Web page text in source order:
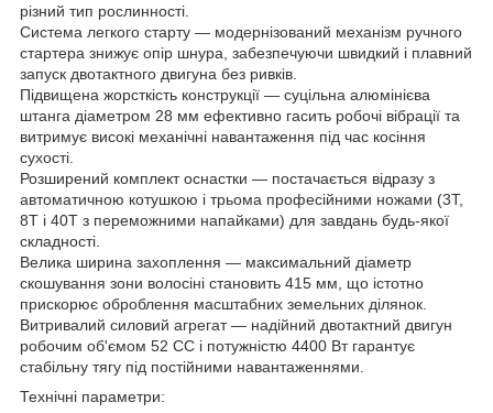
різний тип рослинності.
Система легкого старту — модернізований механізм ручного
стартера знижує опір шнура, забезпечуючи швидкий і плавний
запуск двотактного двигуна без ривків.
Підвищена жорсткість конструкції — суцільна алюмінієва
штанга діаметром 28 мм ефективно гасить робочі вібрації та
витримує високі механічні навантаження під час косіння
сухості.
Розширений комплект оснастки — постачається відразу з
автоматичною котушкою і трьома професійними ножами (3T,
8T і 40T з переможними напайками) для завдань будь-якої
складності.
Велика ширина захоплення — максимальний діаметр
скошування зони волосіні становить 415 мм, що істотно
прискорює оброблення масштабних земельних ділянок.
Витривалий силовий агрегат — надійний двотактний двигун
робочим об'ємом 52 СС і потужністю 4400 Вт гарантує
стабільну тягу під постійними навантаженнями.
Технічні параметри: